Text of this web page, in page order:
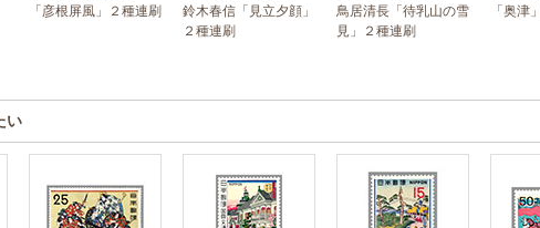
「彦根屏風」２種連刷
鈴木春信「見立夕顔」
２種連刷
鳥居清長「待乳山の雪
見」２種連刷
「奥津」
い